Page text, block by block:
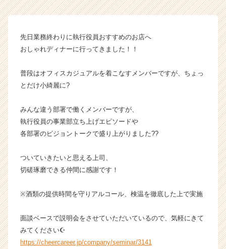
ャ
成
企
ら
ス
ウ
が
届
就
イ
チ
先日業務終わりに執行役員おすすめのお店へ
おしゃれディナーに行ってきました！！
普段はオフィスカジュアルを着こなすメンバーですが、ちょっ
とだけ小綺麗に?
みんな違う部署で働くメンバーですが、
執行役員の事業部立ち上げエピソードや
各部署のビジョントークで盛り上がりました??
ついていきたいと思える上司、
切磋琢磨できる仲間に感謝です！
※酒類の提供時間を守りアルコール、検温を徹底した上で実施
面談ベースで説明会をさせていただいているので、気軽にきて
みてください☪️
https://cheercareer.jp/company/seminar/3141